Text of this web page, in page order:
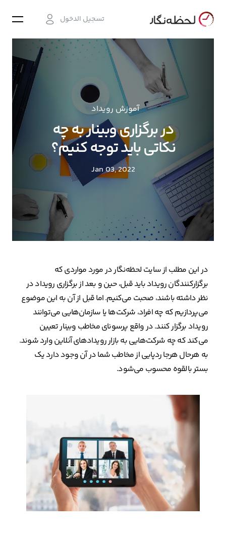
تسجيل الدخول
آموزش رویداد
در برگزاری وبینار به چه
نکاتی باید توجه کنیم؟
Jan 03, 2022
در این مطلب از سایت لحظه‌نگار در مورد مواردی که
برگزارکنندگان رویداد باید قبل، حین و بعد از برگزاری رویداد در
نظر داشته باشند، صحبت می‌کنیم. اما قبل از آن به این موضوع
می‌پردازیم که چه افراد، شرکت‌ها یا سازمان‌هایی می‌توانند
رویداد برگزار کنند. در واقع پرسونای مخاطب وبینار تعیین
می‌کند که چه شرکت‌هایی به بازار رویدادهای آنلاین وارد شوند.
به هرحال هرجا ردپایی از مخاطب شما در آن وجود دارد یک
بستر بالقوه محسوب می‌شود.